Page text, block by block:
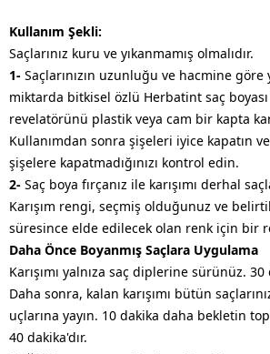
Kullanım Şekli:
Saçlarınız kuru ve yıkanmamış olmalıdır.
1- Saçlarınızın uzunluğu ve hacmine
miktarda bitkisel özlü Herbatint saç
revelatörünü plastik veya cam bir kapta
Kullanımdan sonra şişeleri iyice kapatın
şişelere kapatmadığınızı kontrol edin.
2- Saç boya fırçanız ile karışımı derhal
Karışım rengi, seçmiş olduğunuz ve
süresince elde edilecek olan renk için bir
Daha Önce Boyanmış Saçlara Uygulama
Karışımı yalnıza saç diplerine sürünüz.
Daha sonra, kalan karışımı bütün
uçlarına yayın. 10 dakika daha bekletin
40 dakika'dır.